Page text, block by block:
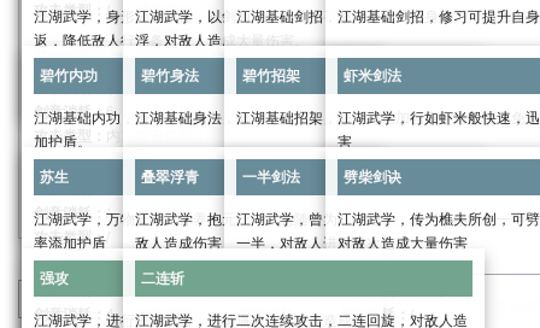
进阶效果：
武力0/6/19/39/66/99
进阶效果：
武力：0/6/19/39/66/99
气血系数：4.5
进阶效果：
内力：0/50/151/302/504/756
进入战斗时获得的护盾值：0/50/155/305/505/
内防系数：1.0
进阶效果：
身法：0/6/19/39/66/99
攻击类型：
/
武学效果：
根骨：10
招架系数： 24.16%
进阶效果：
根骨：0/33/99/198/330/495
武学类别： buff
剑意消耗： 2
攻击类型：外攻
提高自身20% 行动增长速度，每次攻击额外造成
续四息。
枫叶舞·凋零：取消行动增长速度加成，立刻攻击一
次，造成12+25% 外攻伤害。
进阶效果：
0/2.5/7.5/12.5/20/27.5%概率立刻进行普通攻击
剑意消耗：4
武学效果：
攻伤害，持续两息
进阶效果：
0/5/15/25/45/55%概率立刻进行普通攻击
剑意消耗：4
武学效果：
霜叶寒：持续十二息，满4层后
雪30%调息时间且添加一层霜
进阶效果：
0/5/15/25/40/55%概率立刻进
江湖武学，身形轻逸飘摇，在枫叶中腾挪，一击则
返，降低敌人行动条
武学类别：
剑意消耗：6
攻击类型：
武学效果：
对方行动力增长速度50%
。
进阶效果：
江湖武学，以剑为笔，描绘那苍茫大地，画尽人世沉
浮，对敌人造成大量伤害。
武学类别：
终结技
剑意消耗：/
武学效果：
攻伤害
进阶效果：
此武功基础伤害提升0/8/16/30/45/60%
江湖基础剑招，修习可提升自身武力，加强攻
武学类别：招式
剑意消耗：
攻击类型：/
武学效果：
武力：16
进阶效果：
江湖基础剑招，修习可提升自
武学类别：招式
剑意消耗：
攻击类型： /
武学效果：
武力：16
进阶效果：
碧竹内功
碧竹内功
江湖基础内功，修习可提高自身气血上限，为自己添
加护盾。
武学类别：
剑意消耗： /
攻击类型：
武学效果：
碧竹身法
碧竹身法
江湖基础身法，修习可增加自身防御。
武学类别：身法
剑意消耗：
攻击类型： /
武学效果：
身法：16
碧竹招架
碧竹招架
江湖基础招架，修习可增加自身定力，强化免伤
武学类别：招架
剑意消耗：
攻击类型： /
武学效果：
虾米剑法
虾米剑法
江湖武学，行如虾米般快速，
害
武学类别：
剑意消耗：
3
攻击类型：外攻
苏生
苏生
江湖武学，万物复苏，休养生息，恢复自身气血，概
率添加护盾
武学类别：
剑意消耗： 4
叠翠浮青
叠翠浮青
江湖武学，抱元守一，意随心动，连续回旋打击，对
敌人造成伤害
武学类别：
剑意消耗： 5
一半剑法
一半剑法
江湖武学，曾为江湖绝学，奈何早年流失一半
一半，对敌人进行多次伤害
剑意消耗：8
劈柴剑诀
劈柴剑诀
江湖武学，传为樵夫所创，可
对敌人造成大量伤害
剑意消耗： /
强攻
强攻
江湖武学，进行强猛攻击，气势逼人，对敌人造成伤
二连斩
二连斩
江湖武学，进行二次连续攻击，二连回旋，对敌人造
分类： 武学 暗影阁